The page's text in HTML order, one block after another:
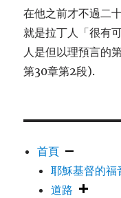
在他之前才不過二
就是拉丁人「很有
人是但以理預言的
第30章第2段).
首頁
耶穌基督的福
道路